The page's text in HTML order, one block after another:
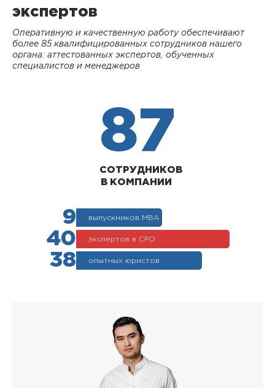
экспертов
Оперативную и качественную работу обеспечивают
более 85 квалифицированных сотрудников нашего
органа: аттестованных экспертов, обученных
специалистов и менеджеров
87
СОТРУДНИКОВ
В КОМПАНИИ
9 выпускников МВА
40 экспертов в СРО
38 опытных юристов